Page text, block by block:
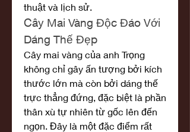
thuật và lịch sử.
Cây Mai Vàng Độc Đáo Với
Dáng Thế Đẹp
Cây mai vàng của anh Trọng
không chỉ gây ấn tượng bởi kích
thước lớn mà còn bởi dáng thế
trực thẳng đứng, đặc biệt là phần
thân xù tự nhiên từ gốc lên đến
ngọn. Đây là một đặc điểm rất